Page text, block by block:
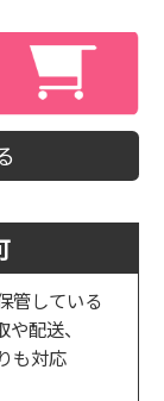
管している
配送、
も対応